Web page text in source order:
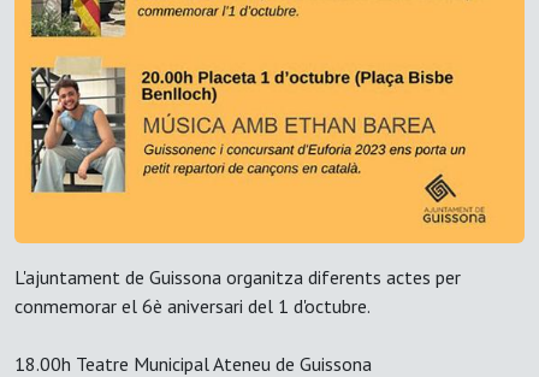
L'ajuntament de Guissona organitza diferents actes per
conmemorar el 6è aniversari del 1 d'octubre.
18.00h Teatre Municipal Ateneu de Guissona